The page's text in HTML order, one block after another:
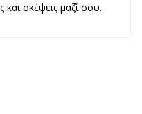
και σκέψεις μαζί σου.